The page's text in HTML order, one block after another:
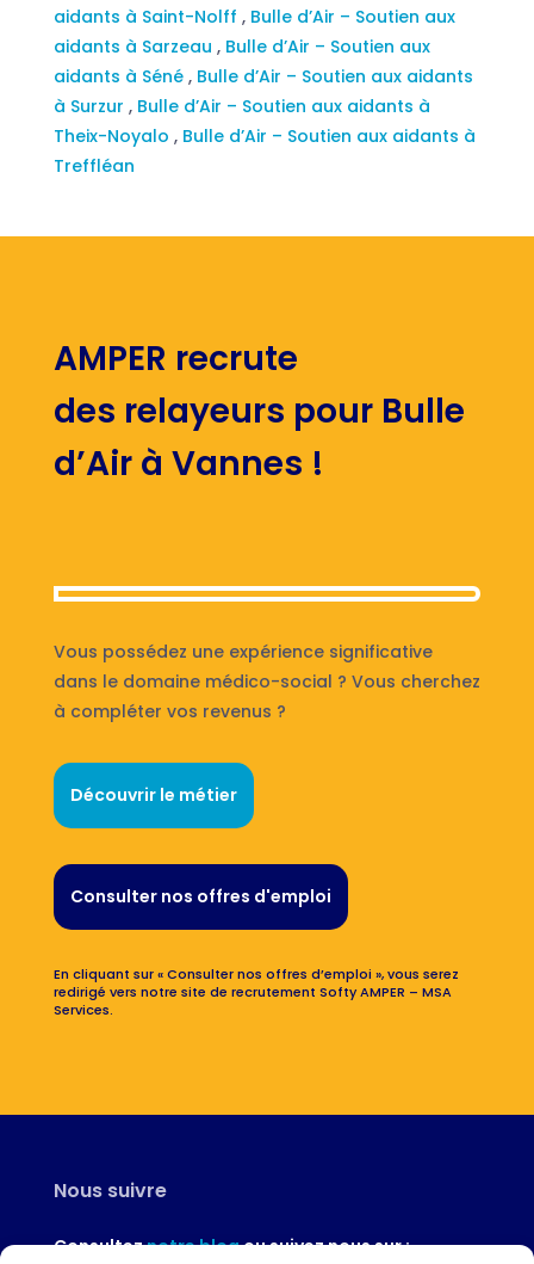
aidants à Saint-Nolff , Bulle d’Air – Soutien aux
aidants à Sarzeau , Bulle d’Air – Soutien aux
aidants à Séné , Bulle d’Air – Soutien aux aidants
à Surzur , Bulle d’Air – Soutien aux aidants à
Theix-Noyalo , Bulle d’Air – Soutien aux aidants à
Treffléan
AMPER recrute
des relayeurs pour Bulle
d’Air à Vannes !
Vous possédez une expérience significative
dans le domaine médico-social ? Vous cherchez
à compléter vos revenus ?
Découvrir le métier
Consulter nos offres d'emploi
En cliquant sur « Consulter nos offres d’emploi », vous serez
redirigé vers notre site de recrutement Softy AMPER – MSA
Services.
Nous suivre
Consulteznotre blogou suivez nous sur :